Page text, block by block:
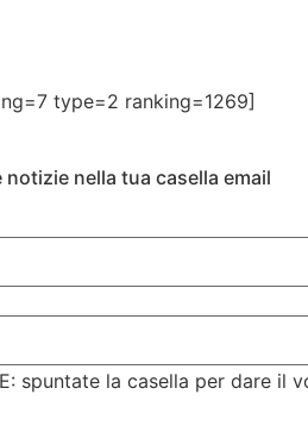
type=2 ranking=1269]
notizie nella tua casella email
spuntate la casella per dare